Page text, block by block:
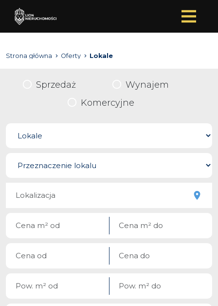
Strona główna Oferty Lokale
Sprzedaż
Wynajem
Komercyjne